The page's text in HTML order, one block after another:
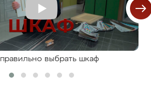
выбрать шкаф